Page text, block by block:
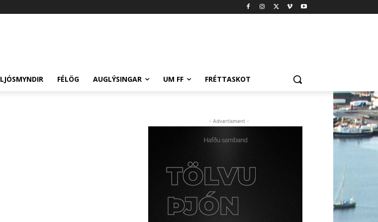
LJÓSMYNDIR FÉLÖG AUGLÝSINGAR UM FF FRÉTTASKOT
- Advertisment -